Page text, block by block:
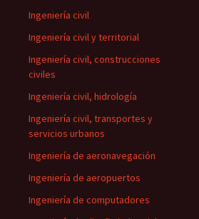
Ingeniería civil
Ingeniería civil y territorial
Ingeniería civil, construcciones
civiles
Ingeniería civil, hidrología
Ingeniería civil, transportes y
servicios urbanos
Ingeniería de aeronavegación
Ingeniería de aeropuertos
Ingeniería de computadores